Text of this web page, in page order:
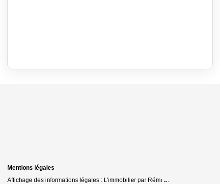
Mentions légales
Affichage des informations légales : L'immobilier par Rémi SERAIS - Condé |